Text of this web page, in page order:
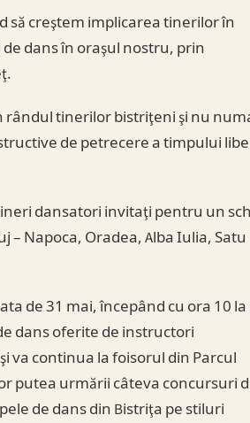
să creştem implicarea tinerilor în
dans în oraşul nostru, prin
rândul tinerilor bistriţeni şi nu
de petrecere a timpului
dansatori invitaţi pentru un
– Napoca, Oradea, Alba Iulia, Satu
de 31 mai, începând cu ora 10 la
dans oferite de instructori
va continua la foisorul din Parcul
putea urmării câteva concursuri
de dans din Bistriţa pe stiluri